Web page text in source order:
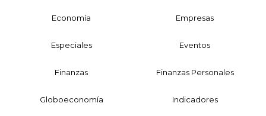
Economía Empresas
Especiales Eventos
Finanzas Finanzas Personales
Globoeconomía Indicadores